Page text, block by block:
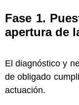
Fase 1.
apertura de
El diagnóstico y
de obligado
actuación.